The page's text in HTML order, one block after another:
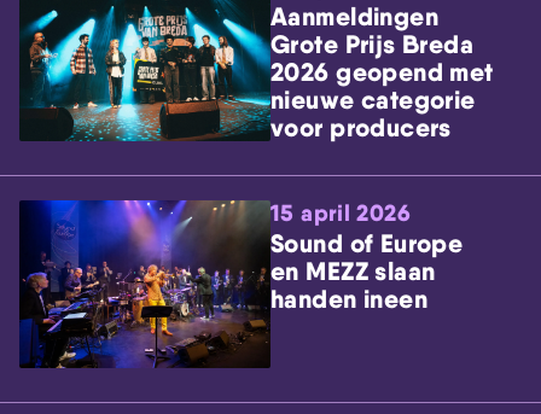
Aanmeldingen
Grote Prijs Breda
2026 geopend met
nieuwe categorie
voor producers
15 april 2026
Sound of Europe
en MEZZ slaan
handen ineen